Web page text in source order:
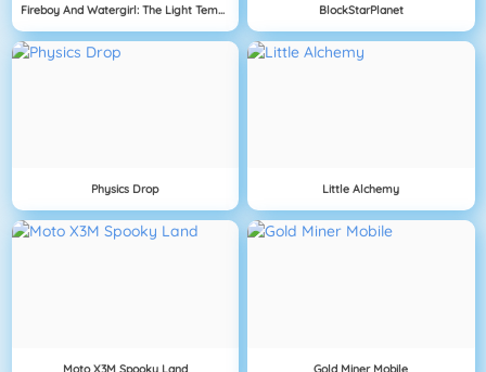
Fireboy And Watergirl: The Light Temple BlockStarPlanet
Physics Drop Little Alchemy
Moto X3M Spooky Land Gold Miner Mobile